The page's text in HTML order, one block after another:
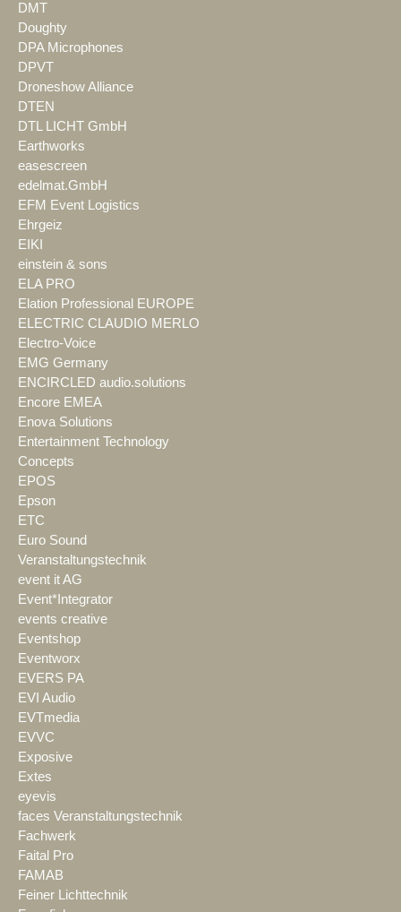
DMT
Doughty
DPA Microphones
DPVT
Droneshow Alliance
DTEN
DTL LICHT GmbH
Earthworks
easescreen
edelmat.GmbH
EFM Event Logistics
Ehrgeiz
EIKI
einstein & sons
ELA PRO
Elation Professional EUROPE
ELECTRIC CLAUDIO MERLO
Electro-Voice
EMG Germany
ENCIRCLED audio.solutions
Encore EMEA
Enova Solutions
Entertainment Technology
Concepts
EPOS
Epson
ETC
Euro Sound
Veranstaltungstechnik
event it AG
Event*Integrator
events creative
Eventshop
Eventworx
EVERS PA
EVI Audio
EVTmedia
EVVC
Exposive
Extes
eyevis
faces Veranstaltungstechnik
Fachwerk
Faital Pro
FAMAB
Feiner Lichttechnik